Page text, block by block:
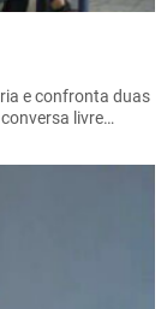
e confronta duas
livre…